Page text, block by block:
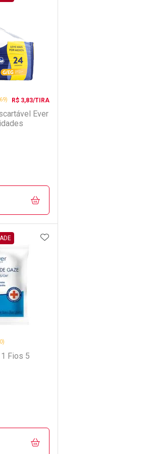
R$ 3,83/TIRA
Ever
FECHAR
FECHAR
Fios 5
ADICIONAR AOS